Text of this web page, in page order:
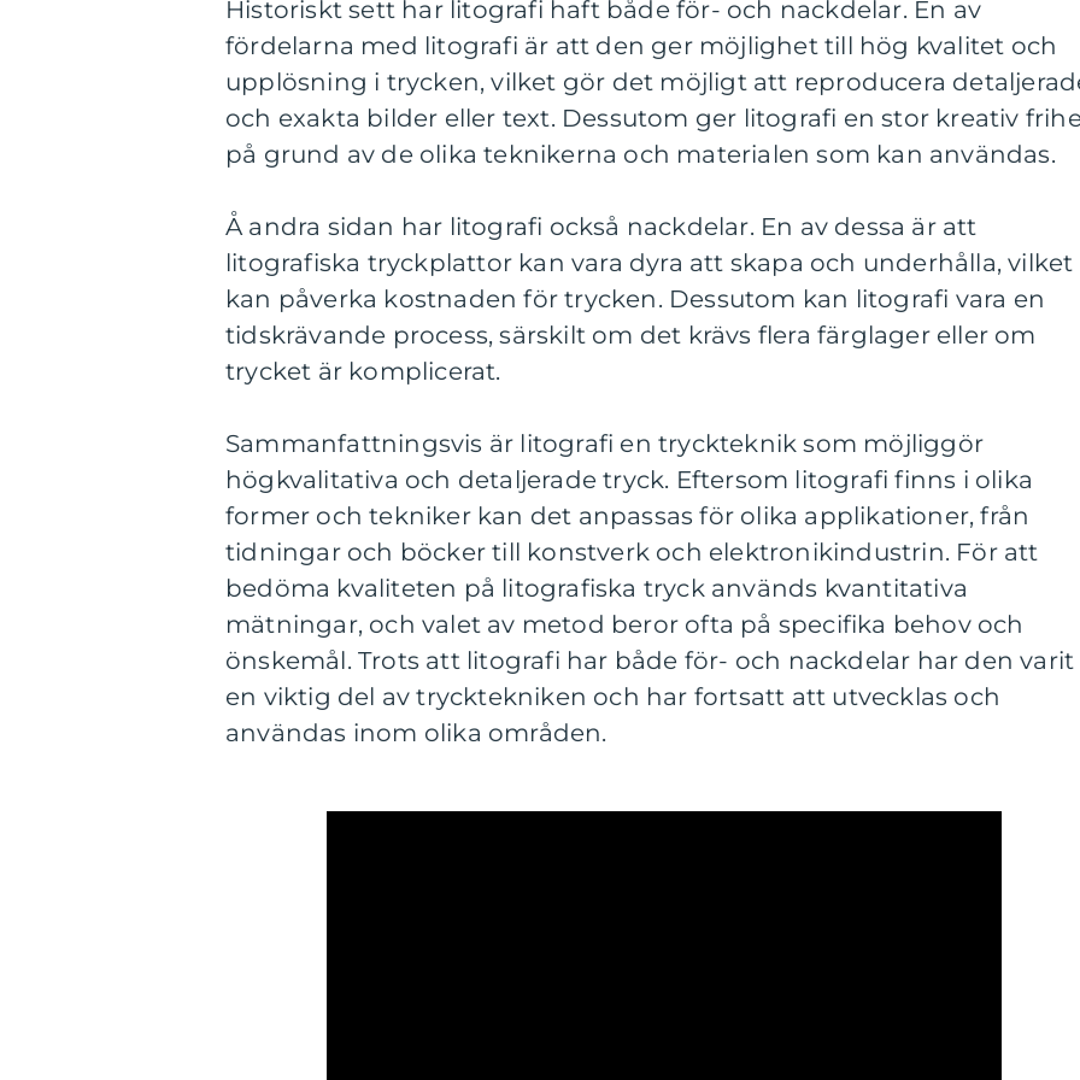
Historiskt sett har litografi haft både för- och nackdelar. En av
fördelarna med litografi är att den ger möjlighet till hög kvalitet och
upplösning i trycken, vilket gör det möjligt att reproducera
och exakta bilder eller text. Dessutom ger litografi en stor kreativ
på grund av de olika teknikerna och materialen som kan användas.
Å andra sidan har litografi också nackdelar. En av dessa är att
litografiska tryckplattor kan vara dyra att skapa och underhålla, vilket
kan påverka kostnaden för trycken. Dessutom kan litografi vara en
tidskrävande process, särskilt om det krävs flera färglager eller om
trycket är komplicerat.
Sammanfattningsvis är litografi en tryckteknik som möjliggör
högkvalitativa och detaljerade tryck. Eftersom litografi finns i olika
former och tekniker kan det anpassas för olika applikationer, från
tidningar och böcker till konstverk och elektronikindustrin. För att
bedöma kvaliteten på litografiska tryck används kvantitativa
mätningar, och valet av metod beror ofta på specifika behov och
önskemål. Trots att litografi har både för- och nackdelar har den varit
en viktig del av trycktekniken och har fortsatt att utvecklas och
användas inom olika områden.